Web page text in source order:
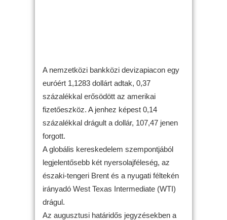
A nemzetközi bankközi devizapiacon egy
euróért 1,1283 dollárt adtak, 0,37
százalékkal erősödött az amerikai
fizetőeszköz. A jenhez képest 0,14
százalékkal drágult a dollár, 107,47 jenen
forgott.
A globális kereskedelem szempontjából
legjelentősebb két nyersolajféleség, az
északi-tengeri Brent és a nyugati féltekén
irányadó West Texas Intermediate (WTI)
drágul.
Az augusztusi határidős jegyzésekben a